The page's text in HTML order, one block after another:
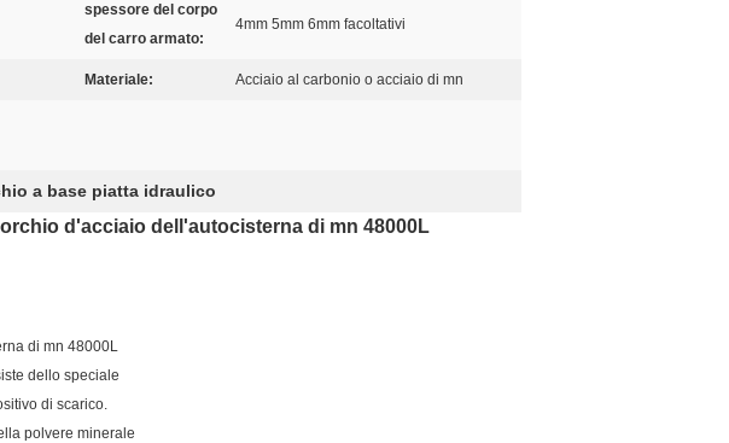
spessore del corpo
del carro armato:
4mm 5mm 6mm facoltativi
Materiale: Acciaio al carbonio o acciaio di mn
a base piatta idraulico
d'acciaio dell'autocisterna di mn 48000L
di mn 48000L
dello speciale
di scarico.
polvere minerale